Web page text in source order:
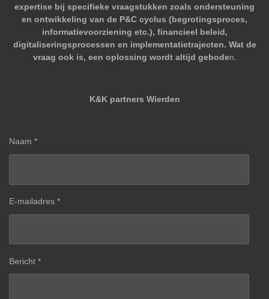
expertise bij specifieke vraagstukken zoals ondersteuning
en ontwikkeling van de P&C cyclus (begrotingsproces,
informatievoorziening etc.), financieel beleid,
digitaliseringsprocessen en implementatietrajecten. Wat de
vraag ook is, een oplossing wordt altijd geboden.
K&K partners Wierden
Naam *
E-mailadres *
Bericht *